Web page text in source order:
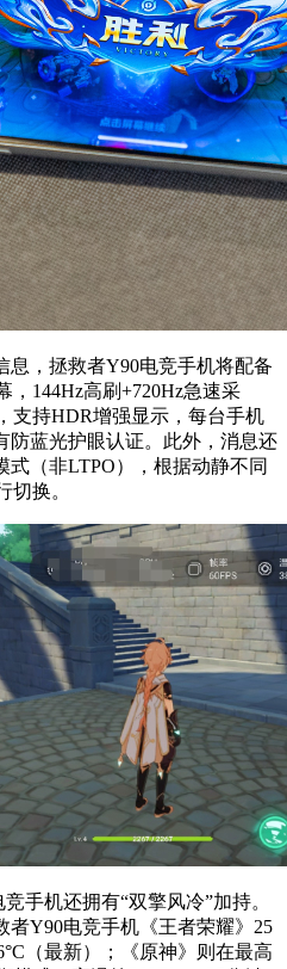
，拯救者Y90电竞手机将配备
，144Hz高刷+720Hz急速采
支持HDR增强显示，每台手机
防蓝光护眼认证。此外，消息还
（非LTPO），根据动静不同
切换。
机还拥有“双擎风冷”加持。
者Y90电竞手机《王者荣耀》25
（最新）；《原神》则在最高